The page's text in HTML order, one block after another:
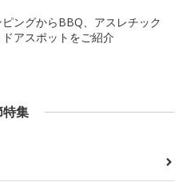
ングからBBQ、アスレチック
アスポットをご紹介
集